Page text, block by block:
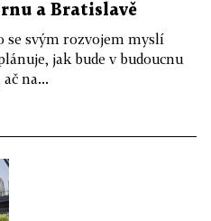
a Bratislavě
se svým rozvojem myslí
jak bude v budoucnu
na...